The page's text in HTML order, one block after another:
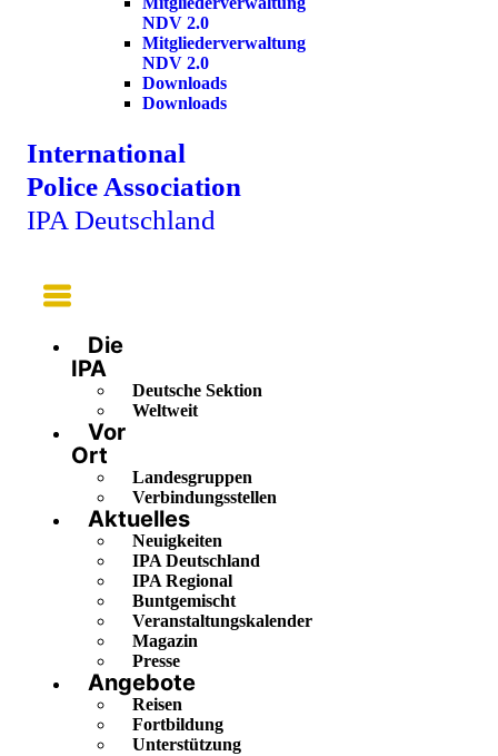
NDV 2.0
Mitgliederverwaltung
NDV 2.0
Downloads
Downloads
International
Police Association
IPA Deutschland
Main
Menu
Die
IPA
Deutsche Sektion
Weltweit
Vor
Ort
Landesgruppen
Verbindungsstellen
Aktuelles
Neuigkeiten
IPA Deutschland
IPA Regional
Buntgemischt
Veranstaltungskalender
Magazin
Presse
Angebote
Reisen
Fortbildung
Unterstützung